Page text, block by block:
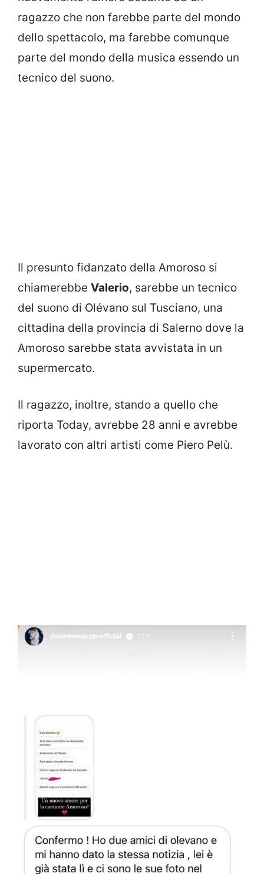
ragazzo che non farebbe parte del mondo
dello spettacolo, ma farebbe comunque
parte del mondo della musica essendo un
tecnico del suono.
Il presunto fidanzato della Amoroso si
chiamerebbe Valerio, sarebbe un tecnico
del suono di Olévano sul Tusciano, una
cittadina della provincia di Salerno dove la
Amoroso sarebbe stata avvistata in un
supermercato.
Il ragazzo, inoltre, stando a quello che
riporta Today, avrebbe 28 anni e avrebbe
lavorato con altri artisti come Piero Pelù.